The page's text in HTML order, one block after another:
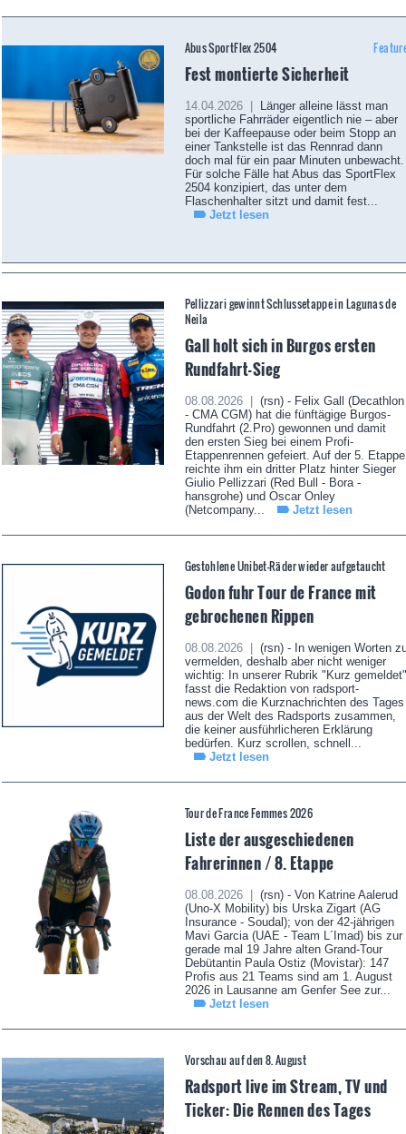
Abus SportFlex 2504
Fest montierte Sicherheit
14.04.2026 |
Länger alleine lässt man
sportliche Fahrräder eigentlich nie – aber
bei der Kaffeepause oder beim Stopp an
einer Tankstelle ist das Rennrad dann
doch mal für ein paar Minuten unbewacht.
Für solche Fälle hat Abus das SportFlex
2504 konzipiert, das unter dem
Flaschenhalter sitzt und damit fest...
Jetzt lesen
Pellizzari gewinnt Schlussetappe in Lagunas de
Neila
Gall holt sich in Burgos ersten
Rundfahrt-Sieg
08.08.2026 |
(rsn) - Felix Gall (Decathlon
- CMA CGM) hat die fünftägige Burgos-
Rundfahrt (2.Pro) gewonnen und damit
den ersten Sieg bei einem Profi-
Etappenrennen gefeiert. Auf der 5. Etappe
reichte ihm ein dritter Platz hinter Sieger
Giulio Pellizzari (Red Bull - Bora -
hansgrohe) und Oscar Onley
(Netcompany...
Jetzt lesen
Gestohlene Unibet-Räder wieder aufgetaucht
Godon fuhr Tour de France mit
gebrochenen Rippen
08.08.2026 |
(rsn) - In wenigen Worten
vermelden, deshalb aber nicht weniger
wichtig: In unserer Rubrik "Kurz gemeldet"
fasst die Redaktion von radsport-
news.com die Kurznachrichten des Tages
aus der Welt des Radsports zusammen,
die keiner ausführlicheren Erklärung
bedürfen. Kurz scrollen, schnell...
Jetzt lesen
Tour de France Femmes 2026
Liste der ausgeschiedenen
Fahrerinnen / 8. Etappe
08.08.2026 |
(rsn) - Von Katrine Aalerud
(Uno-X Mobility) bis Urska Zigart (AG
Insurance - Soudal); von der 42-jährigen
Mavi Garcia (UAE - Team L´Imad) bis zur
gerade mal 19 Jahre alten Grand-Tour
Debütantin Paula Ostiz (Movistar): 147
Profis aus 21 Teams sind am 1. August
2026 in Lausanne am Genfer See zur...
Jetzt lesen
Vorschau auf den 8. August
Radsport live im Stream, TV und
Ticker: Die Rennen des Tages